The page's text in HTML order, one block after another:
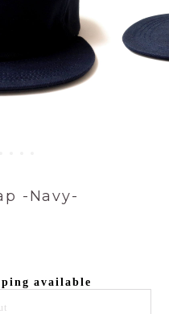
-Navy-
available